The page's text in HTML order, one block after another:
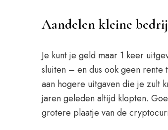
Aandelen kleine
Je kunt je geld maar 1 keer
sluiten – en dus ook geen
aan hogere uitgaven die je zult
jaren geleden altijd klopten.
grotere plaatje van de